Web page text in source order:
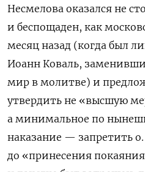
Несмелова оказался не
и беспощаден, как
месяц назад (когда был
Иоанн Коваль,
мир в молитве) и
утвердить не «высшую
а минимальное по
наказание — запретить
до «принесения